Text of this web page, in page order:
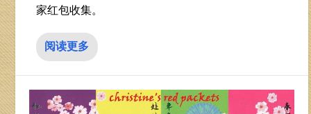
家红包收集。
阅读更多